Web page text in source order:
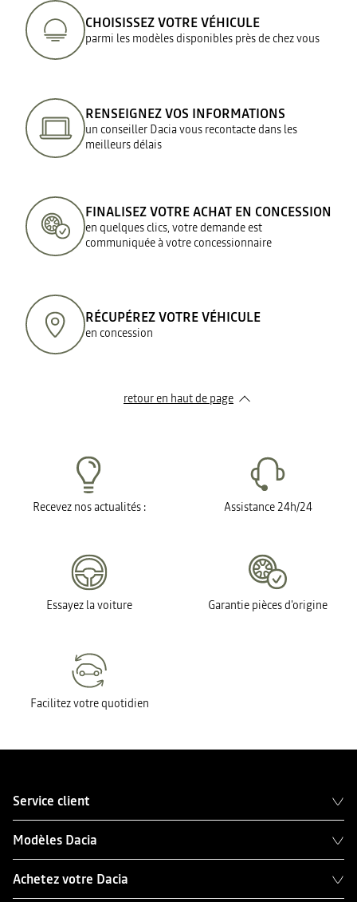
CHOISISSEZ VOTRE VÉHICULE
parmi les modèles disponibles près de chez vous
RENSEIGNEZ VOS INFORMATIONS
un conseiller Dacia vous recontacte dans les
meilleurs délais
FINALISEZ VOTRE ACHAT EN CONCESSION
en quelques clics, votre demande est
communiquée à votre concessionnaire
RÉCUPÉREZ VOTRE VÉHICULE
en concession
retour en haut de page​
Recevez nos actualités : Assistance 24h/24
Essayez la voiture Garantie pièces d'origine
Facilitez votre quotidien
Service client
Modèles Dacia
Achetez votre Dacia